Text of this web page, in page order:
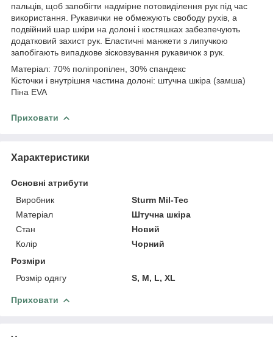
пальців, щоб запобігти надмірне потовиділення рук під час
використання. Рукавички не обмежують свободу рухів, а
подвійний шар шкіри на долоні і костяшках забезпечують
додатковий захист рук. Еластичні манжети з липучкою
запобігають випадкове зісковзування рукавичок з рук.
Матеріал: 70% поліпропілен, 30% спандекс
Кісточки і внутрішня частина долоні: штучна шкіра (замша)
Піна EVA
Приховати
Характеристики
Основні атрибути
Виробник
Sturm Mil-Tec
Матеріал
Штучна шкіра
Стан
Новий
Колір
Чорний
Розміри
Розмір одягу
S, M, L, XL
Приховати